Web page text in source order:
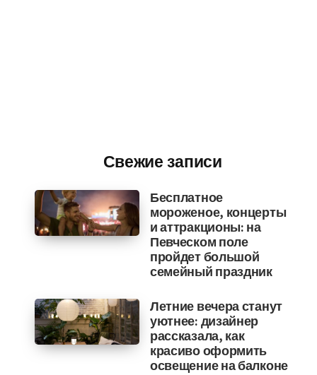
Свежие записи
Бесплатное
мороженое, концерты
и аттракционы: на
Певческом поле
пройдет большой
семейный праздник
Летние вечера станут
уютнее: дизайнер
рассказала, как
красиво оформить
освещение на балконе